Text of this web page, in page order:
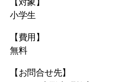
小学生
【費用】
無料
【お問合せ先】